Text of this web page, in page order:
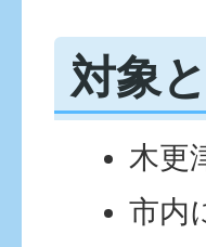
対象
木更
市内